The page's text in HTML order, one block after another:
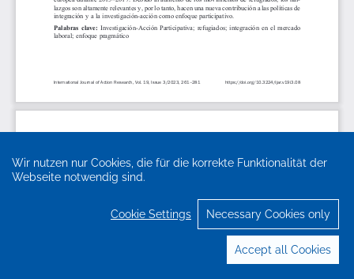
Wir nutzen nur Cookies, die für die korrekte Funktionalität der
Webseite notwendig sind.
Cookie Settings Necessary Cookies only
Accept all Cookies